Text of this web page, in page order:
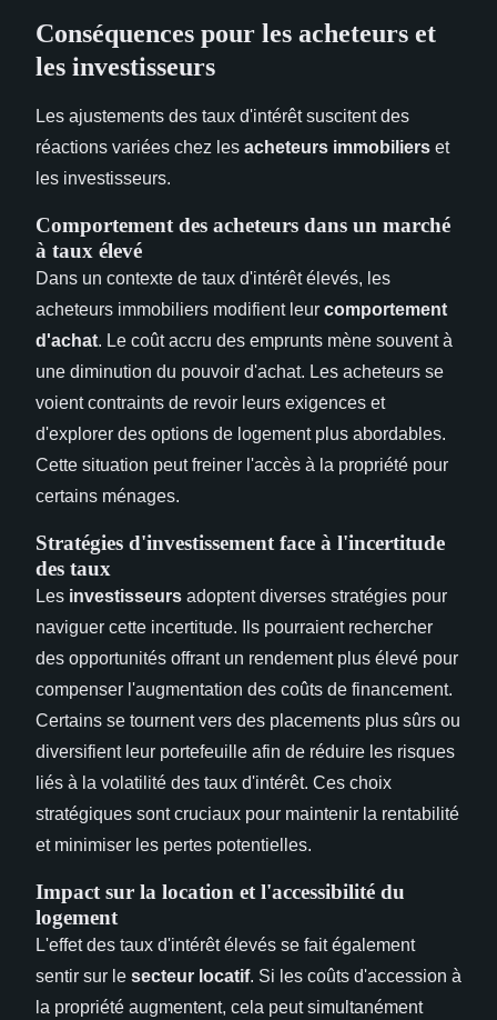
Conséquences pour les acheteurs et
les investisseurs
Les ajustements des taux d'intérêt suscitent des
réactions variées chez les acheteurs immobiliers et
les investisseurs.
Comportement des acheteurs dans un marché
à taux élevé
Dans un contexte de taux d'intérêt élevés, les
acheteurs immobiliers modifient leur comportement
d'achat. Le coût accru des emprunts mène souvent à
une diminution du pouvoir d'achat. Les acheteurs se
voient contraints de revoir leurs exigences et
d'explorer des options de logement plus abordables.
Cette situation peut freiner l'accès à la propriété pour
certains ménages.
Stratégies d'investissement face à l'incertitude
des taux
Les investisseurs adoptent diverses stratégies pour
naviguer cette incertitude. Ils pourraient rechercher
des opportunités offrant un rendement plus élevé pour
compenser l'augmentation des coûts de financement.
Certains se tournent vers des placements plus sûrs ou
diversifient leur portefeuille afin de réduire les risques
liés à la volatilité des taux d'intérêt. Ces choix
stratégiques sont cruciaux pour maintenir la rentabilité
et minimiser les pertes potentielles.
Impact sur la location et l'accessibilité du
logement
L'effet des taux d'intérêt élevés se fait également
sentir sur le secteur locatif. Si les coûts d'accession à
la propriété augmentent, cela peut simultanément